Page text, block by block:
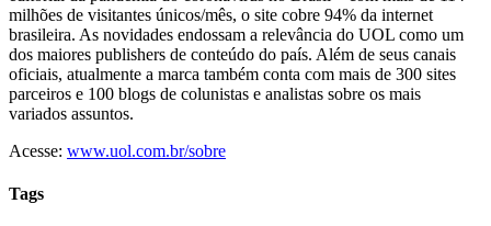
milhões de visitantes únicos/mês, o site cobre 94% da internet
brasileira. As novidades endossam a relevância do UOL como um
dos maiores publishers de conteúdo do país. Além de seus canais
oficiais, atualmente a marca também conta com mais de 300 sites
parceiros e 100 blogs de colunistas e analistas sobre os mais
variados assuntos.
Acesse: www.uol.com.br/sobre
Tags